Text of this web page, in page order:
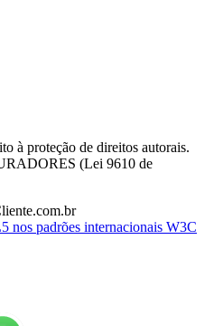
à proteção de direitos autorais.
(Lei 9610 de